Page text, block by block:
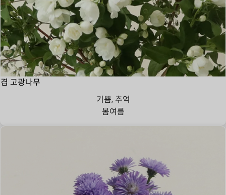
겹 고광나무
기쁨, 추억
봄여름